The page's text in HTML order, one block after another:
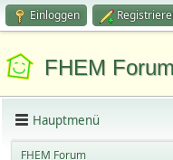
Einloggen
FHEM
Hauptmenü
FHEM Forum